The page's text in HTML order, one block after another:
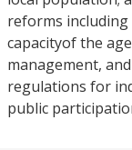
reforms
capacityof the
management,
regulations for
public